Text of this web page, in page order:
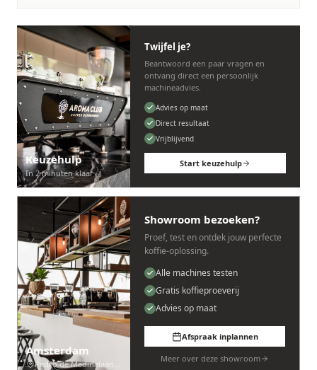
Keuzehulp
In 2 minuten klaar
Twijfel je?
Beantwoord een paar vragen en
ontvang direct een persoonlijk
machineadvies.
Advies op maat
Direct resultaat
Vrijblijvend
Start keuzehulp
Amsterdam
Pedro de Medinalaan 53
Showroom bezoeken?
Proef, test en ontdek jouw perfecte
koffie-oplossing.
Alle machines testen
Gratis koffieproeverij
Advies op maat
Afspraak inplannen
Meer over deze showroom